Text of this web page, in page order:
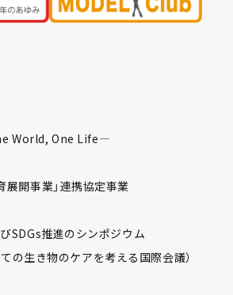
World, One Life—
展開事業」連携協定事業
SDGs推進のシンポジウム
の生き物のケアを考える国際会議）